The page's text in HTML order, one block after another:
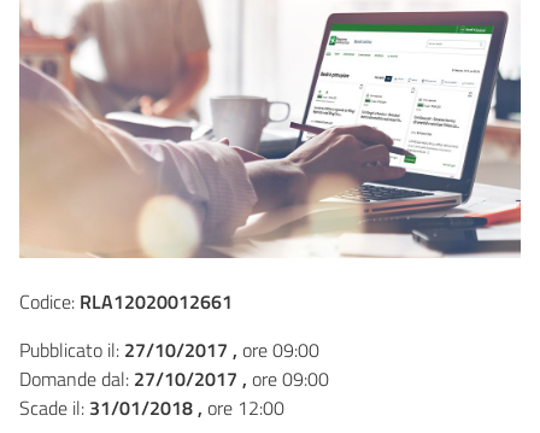
Codice: RLA12020012661
Pubblicato il: 27/10/2017 , ore 09:00
Domande dal: 27/10/2017 , ore 09:00
Scade il: 31/01/2018 , ore 12:00